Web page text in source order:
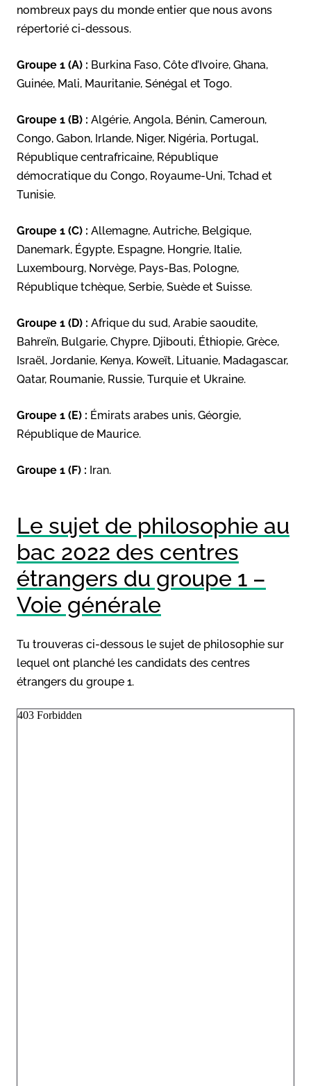
nombreux pays du monde entier que nous avons
répertorié ci-dessous.
Groupe 1 (A) : Burkina Faso, Côte d’Ivoire, Ghana,
Guinée, Mali, Mauritanie, Sénégal et Togo.
Groupe 1 (B) : Algérie, Angola, Bénin, Cameroun,
Congo, Gabon, Irlande, Niger, Nigéria, Portugal,
République centrafricaine, République
démocratique du Congo, Royaume-Uni, Tchad et
Tunisie.
Groupe 1 (C) : Allemagne, Autriche, Belgique,
Danemark, Égypte, Espagne, Hongrie, Italie,
Luxembourg, Norvège, Pays-Bas, Pologne,
République tchèque, Serbie, Suède et Suisse.
Groupe 1 (D) : Afrique du sud, Arabie saoudite,
Bahreïn, Bulgarie, Chypre, Djibouti, Éthiopie, Grèce,
Israël, Jordanie, Kenya, Koweït, Lituanie, Madagascar,
Qatar, Roumanie, Russie, Turquie et Ukraine.
Groupe 1 (E) : Émirats arabes unis, Géorgie,
République de Maurice.
Groupe 1 (F) : Iran.
Le sujet de philosophie au
bac 2022 des centres
étrangers du groupe 1 –
Voie générale
Tu trouveras ci-dessous le sujet de philosophie sur
lequel ont planché les candidats des centres
étrangers du groupe 1.